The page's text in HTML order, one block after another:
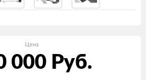
Цена
000 Руб.